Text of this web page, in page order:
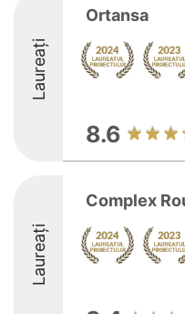
Laureați
Ortansa
8.6
Laureați
Complex